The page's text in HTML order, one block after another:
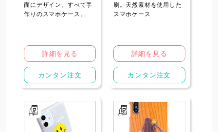
面にデザイン。すべて手
作りのスマホケース。
詳細を見る
カンタン注文
刷。天然素材を使用した
スマホケース
詳細を見る
カンタン注文